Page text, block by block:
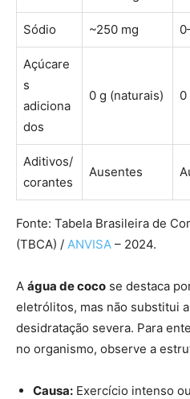
Sódio ~250 mg
Açúcare
s
adiciona
dos
0 g (naturais) 0
Aditivos/
corantes
Ausentes
Fonte: Tabela Brasileira de
(TBCA) / ANVISA – 2024.
A água de coco se destaca
eletrólitos, mas não substitui
desidratação severa. Para
no organismo, observe a
Causa: Exercício intenso